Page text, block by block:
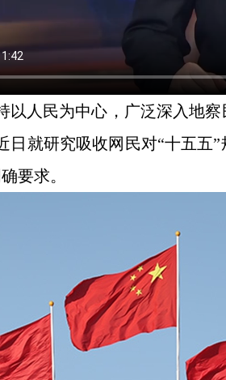
以人民为中心，广泛深入地
日就研究吸收网民对“十五
要求。